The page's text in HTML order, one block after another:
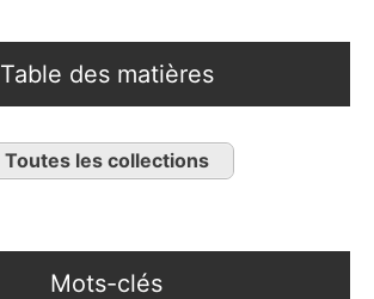
Table des matières
Toutes les collections
Mots-clés